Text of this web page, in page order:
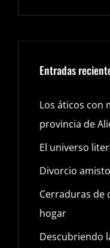
Entradas
Los áticos con
provincia de
El universo
Divorcio
Cerraduras de
hogar
Descubriendo